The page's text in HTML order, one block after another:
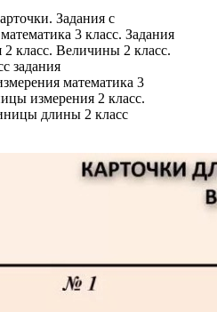
математика 3
измерения 2 класс.
длины 2 класс